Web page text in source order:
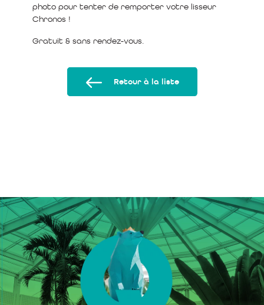
photo pour tenter de remporter votre lisseur
Chronos !
Gratuit & sans rendez-vous.
Retour à la liste